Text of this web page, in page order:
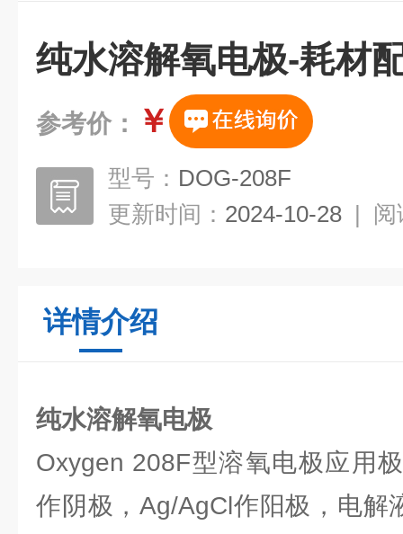
纯水溶解氧电极-耗材
参考价： ￥
型号： DOG-208F
更新时间： 2024-10-28 | 阅
详情介绍
纯水溶解氧电极
Oxygen 208F型溶氧电极应用
作阴极，Ag/AgCl作阳极，电解